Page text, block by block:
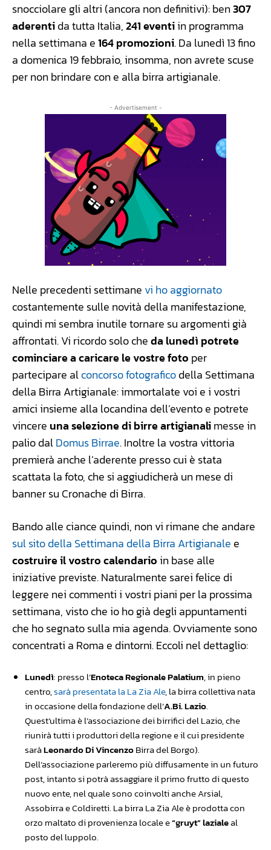
snocciolare gli altri (ancora non definitivi): ben307
aderentida tutta Italia,241 eventiin programma
nella settimana e164 promozioni. Da lunedì 13 fino
a domenica 19 febbraio, insomma, non avrete scuse
per non brindare con e alla birra artigianale.
- Advertisement -
Nelle precedenti settimane vi ho aggiornato
costantemente sulle novità della manifestazione,
quindi mi sembra inutile tornare su argomenti già
affrontati. Vi ricordo solo cheda lunedì potrete
cominciare a caricare le vostre foto per
partecipare alconcorso fotograficodella Settimana
della Birra Artigianale: immortalate voi e i vostri
amici insieme alla locandina dell’evento e potrete
vincere una selezione di birre artigianalimesse in
palio dalDomus Birrae. Inoltre la vostra vittoria
premierà anche l’aderente presso cui è stata
scattata la foto, che si aggiudicherà un mese di
banner su Cronache di Birra.
Bando alle ciance quindi, non vi rimane che andare
sul sito della Settimana della Birra Artigianale e
costruire il vostro calendario in base alle
iniziative previste. Naturalmente sarei felice di
leggere nei commenti i vostri piani per la prossima
settimana, visto che io ho già degli appuntamenti
che ho segnato sulla mia agenda. Ovviamente sono
concentrati a Roma e dintorni. Eccoli nel dettaglio:
Lunedì: presso l’Enoteca Regionale Palatium, in pieno
centro,sarà presentata la La Zia Ale, la birra collettiva nata
in occasione della fondazione dell’A.Bi. Lazio.
Quest’ultima è l’associazione dei birrifici del Lazio, che
riunirà tutti i produttori della regione e il cui presidente
saràLeonardo Di VincenzoBirra del Borgo).
Dell’associazione parleremo più diffusamente in un futuro
post, intanto si potrà assaggiare il primo frutto di questo
nuovo ente, nel quale sono coinvolti anche Arsial,
Assobirra e Coldiretti. La birra La Zia Ale è prodotta con
orzo maltato di provenienza locale e“gruyt” lazialeal
posto del luppolo.